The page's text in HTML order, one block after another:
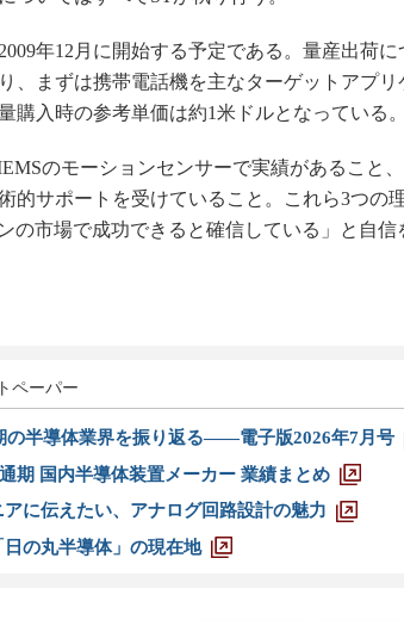
年12月に開始する予定である。量産出荷に
、まずは携帯電話機を主なターゲットアプ
購入時の参考単価は約1米ドルとなっている。
のモーションセンサーで実績があること
的サポートを受けていること。これら3つの
の市場で成功できると確信している」と自信
ペーパー
の半導体業界を振り返る――電子版2026年7月号
期 国内半導体装置メーカー 業績まとめ
に伝えたい、アナログ回路設計の魅力
の丸半導体」の現在地